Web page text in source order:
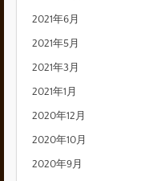
2021年6月
2021年5月
2021年3月
2021年1月
2020年12月
2020年10月
2020年9月